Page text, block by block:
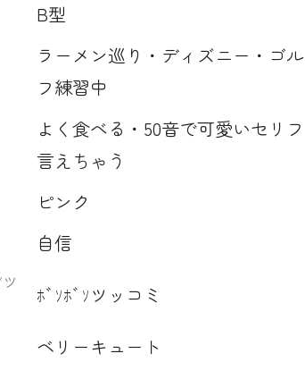
B型
ラーメン巡り・ディズニー・ゴル
フ練習中
よく食べる・50音で可愛いセリフ
言えちゃう
ピンク
自信
ﾎﾞｿﾎﾞｿツッコミ
ベリーキュート